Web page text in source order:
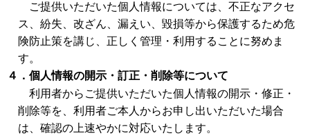
ご提供いただいた個人情報については、不正なアクセ
ス、紛失、改ざん、漏えい、毀損等から保護するため危
険防止策を講じ、正しく管理・利用することに努めま
す。
４．個人情報の開示・訂正・削除等について
利用者からご提供いただいた個人情報の開示・修正・
削除等を、利用者ご本人からお申し出いただいた場合
は、確認の上速やかに対応いたします。